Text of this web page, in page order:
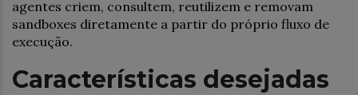
agentes criem, consultem, reutilizem e removam
sandboxes diretamente a partir do próprio fluxo de
execução.
Características desejadas